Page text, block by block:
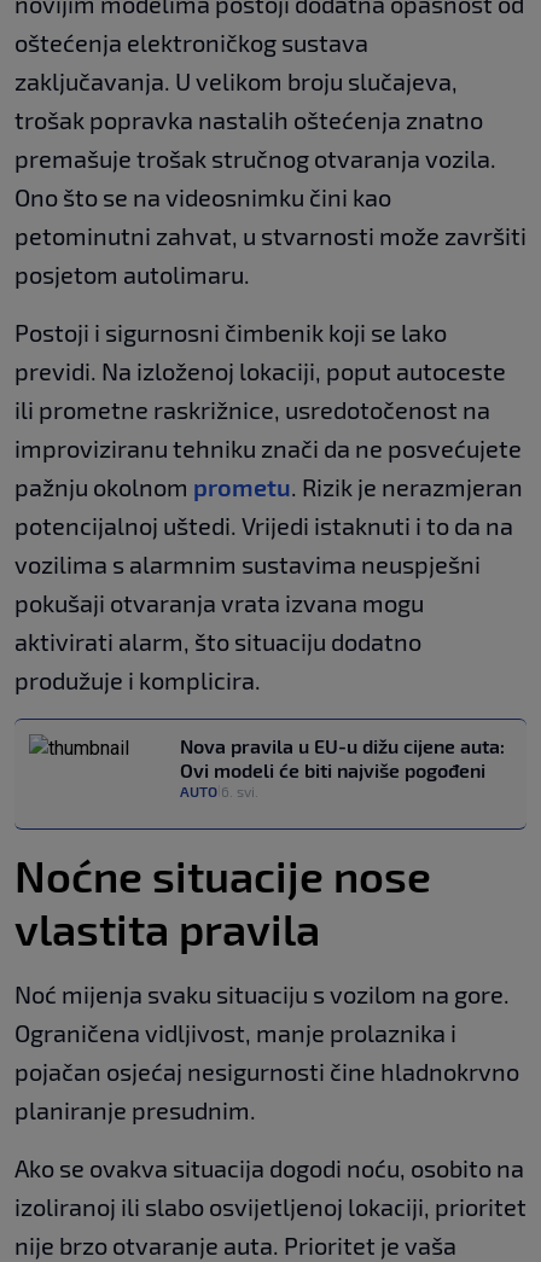
oštećenja elektroničkog sustava
zaključavanja. U velikom broju slučajeva,
trošak popravka nastalih oštećenja znatno
premašuje trošak stručnog otvaranja vozila.
Ono što se na videosnimku čini kao
petominutni zahvat, u stvarnosti može završiti
posjetom autolimaru.
Postoji i sigurnosni čimbenik koji se lako
previdi. Na izloženoj lokaciji, poput autoceste
ili prometne raskrižnice, usredotočenost na
improviziranu tehniku znači da ne posvećujete
pažnju okolnom prometu. Rizik je nerazmjeran
potencijalnoj uštedi. Vrijedi istaknuti i to da na
vozilima s alarmnim sustavima neuspješni
pokušaji otvaranja vrata izvana mogu
aktivirati alarm, što situaciju dodatno
produžuje i komplicira.
Nova pravila u EU-u dižu cijene auta:
Ovi modeli će biti najviše pogođeni
AUTO 6. svi.
Noćne situacije nose
vlastita pravila
Noć mijenja svaku situaciju s vozilom na gore.
Ograničena vidljivost, manje prolaznika i
pojačan osjećaj nesigurnosti čine hladnokrvno
planiranje presudnim.
Ako se ovakva situacija dogodi noću, osobito na
izoliranoj ili slabo osvijetljenoj lokaciji, prioritet
nije brzo otvaranje auta. Prioritet je vaša